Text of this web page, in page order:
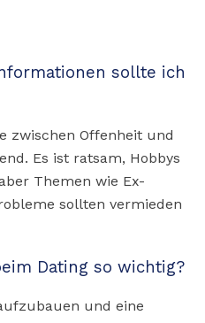
sollte ich
zwischen Offenheit und
Es ist ratsam, Hobbys
Themen wie Ex-
sollten vermieden
Dating so wichtig?
und eine